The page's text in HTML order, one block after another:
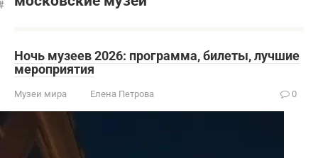
Ночь музеев 2026: программа, билеты, лучшие
мероприятия
Музеи мира Елена Петрова 0